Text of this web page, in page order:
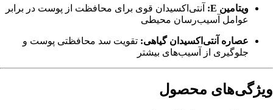
ویتامین E:
آنتی‌اکسیدان قوی برای محافظت از پوست در برابر
عوامل آسیب‌رسان محیطی
عصاره آنتی‌اکسیدان گیاهی: تقویت سد محافظتی پوست و
جلوگیری از آسیب‌های بیشتر
ویژگی‌های محصول